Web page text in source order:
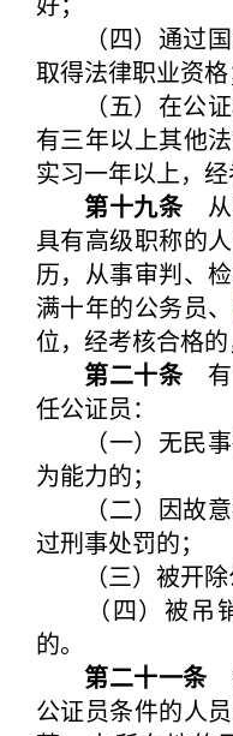
（四）通过国
取得法律职业资格
（五）在公证
有三年以上其他
实习一年以上，经
第十九条从
具有高级职称的
历，从事审判、
满十年的公务员、
位，经考核合格的
第二十条有
任公证员：
（一）无民事
为能力的；
（二）因故意
过刑事处罚的；
（三）被开除
（四）被吊
的。
第二十一条
公证员条件的人